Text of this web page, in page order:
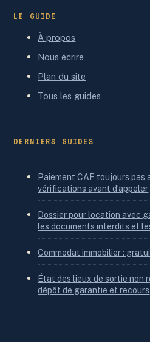
LE GUIDE
À propos
Nous écrire
Plan du site
Tous les guides
DERNIERS GUIDES
Paiement CAF toujours pas
vérifications avant d’appeler
Dossier pour location avec
les documents interdits et
Commodat immobilier :
État des lieux de sortie non
dépôt de garantie et recours